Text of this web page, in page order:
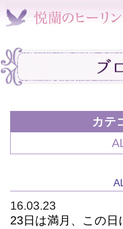
カテ
16.03.23
23日は満月、この日